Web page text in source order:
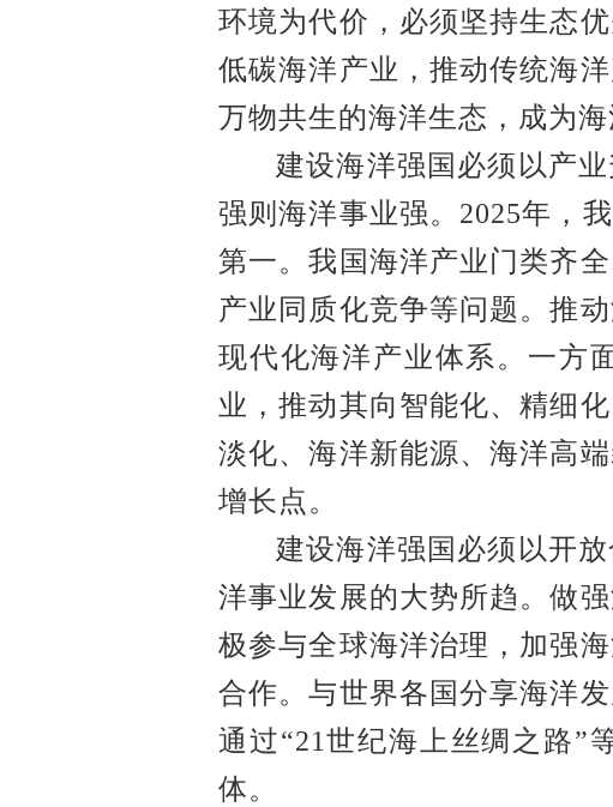
环境为代价，必须坚持生态
低碳海洋产业，推动传统海
万物共生的海洋生态，成为海
建设海洋强国必须以产业
强则海洋事业强。 2025年，
第一。我国海洋产业门类齐
产业同质化竞争等问题。推
现代化海洋产业体系。一方
业，推动其向智能化、精细
淡化、海洋新能源、海洋高
增长点。
建设海洋强国必须以开放
洋事业发展的大势所趋。做
极参与全球海洋治理，加强
合作。与世界各国分享海洋
通过“21世纪海上丝绸之路”
体。